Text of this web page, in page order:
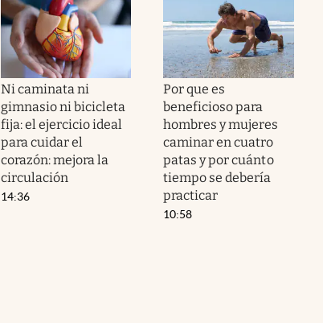
Ni caminata ni
gimnasio ni bicicleta
fija: el ejercicio ideal
para cuidar el
corazón: mejora la
circulación
14:36
Por que es
beneficioso para
hombres y mujeres
caminar en cuatro
patas y por cuánto
tiempo se debería
practicar
10:58